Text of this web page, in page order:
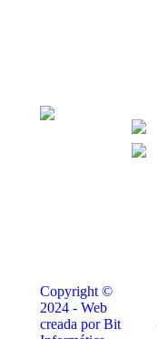
Copyright ©
2024 - Web
creada por Bit